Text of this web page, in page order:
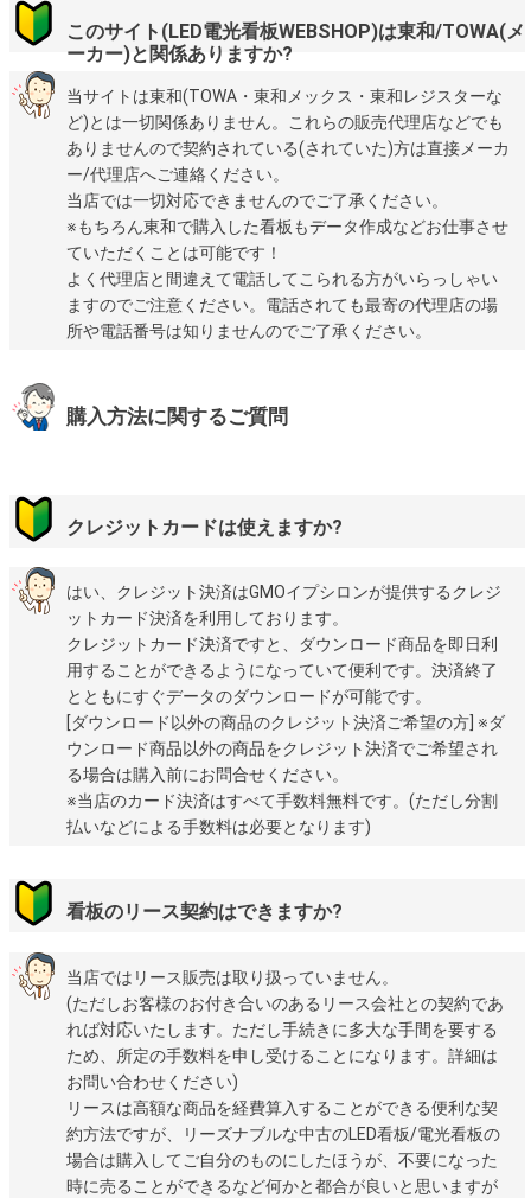
このサイト(LED電光看板WEBSHOP)は東和/TOWA(メ
ーカー)と関係ありますか?
当サイトは東和(TOWA・東和メックス・東和レジスターな
ど)とは一切関係ありません。これらの販売代理店などでも
ありませんので契約されている(されていた)方は直接メーカ
ー/代理店へご連絡ください。
当店では一切対応できませんのでご了承ください。
※もちろん東和で購入した看板もデータ作成などお仕事させ
ていただくことは可能です！
よく代理店と間違えて電話してこられる方がいらっしゃい
ますのでご注意ください。電話されても最寄の代理店の場
所や電話番号は知りませんのでご了承ください。
購入方法に関するご質問
クレジットカードは使えますか?
はい、クレジット決済はGMOイプシロンが提供するクレジ
ットカード決済を利用しております。
クレジットカード決済ですと、ダウンロード商品を即日利
用することができるようになっていて便利です。決済終了
とともにすぐデータのダウンロードが可能です。
[ダウンロード以外の商品のクレジット決済ご希望の方] ※ダ
ウンロード商品以外の商品をクレジット決済でご希望され
る場合は購入前にお問合せください。
※当店のカード決済はすべて手数料無料です。(ただし分割
払いなどによる手数料は必要となります)
看板のリース契約はできますか?
当店ではリース販売は取り扱っていません。
(ただしお客様のお付き合いのあるリース会社との契約であ
れば対応いたします。ただし手続きに多大な手間を要する
ため、所定の手数料を申し受けることになります。詳細は
お問い合わせください)
リースは高額な商品を経費算入することができる便利な契
約方法ですが、リーズナブルな中古のLED看板/電光看板の
場合は購入してご自分のものにしたほうが、不要になった
時に売ることができるなど何かと都合が良いと思いますが